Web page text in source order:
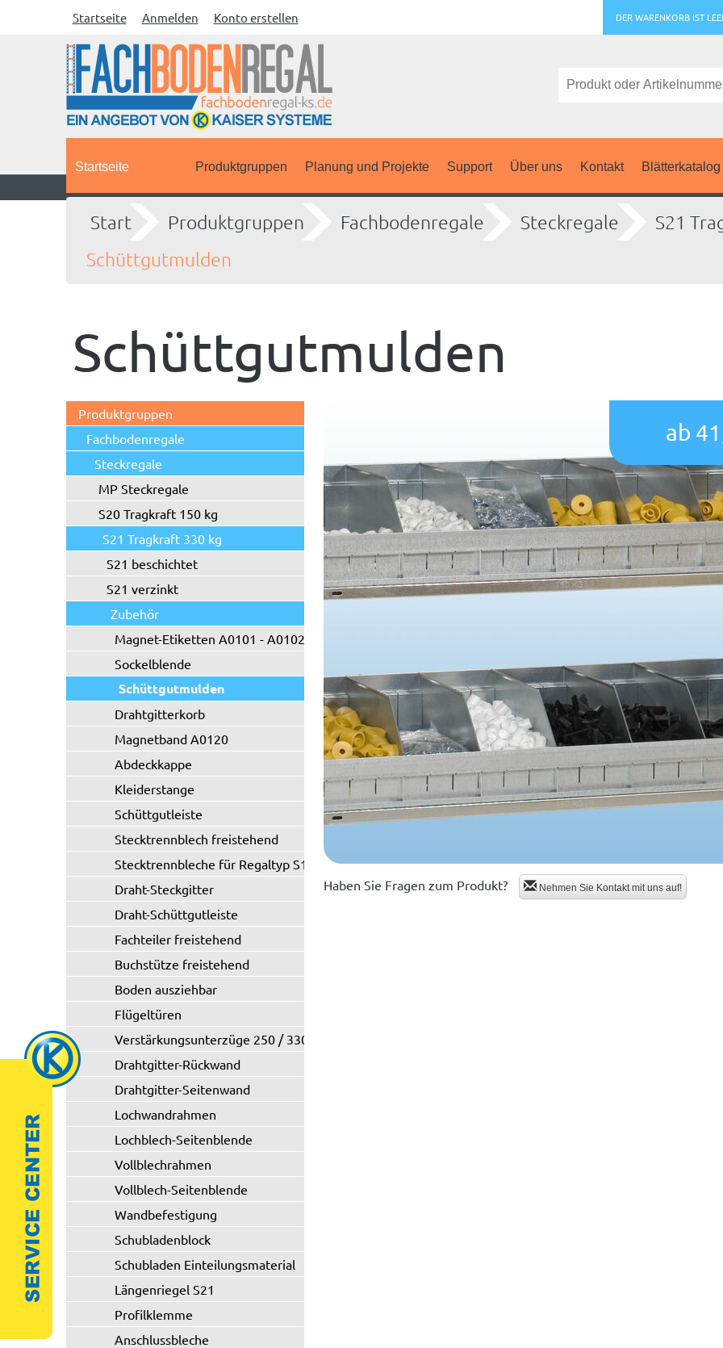
Startseite Anmelden Konto erstellen DER WARENKORB IST
Startseite Produktgruppen Planung und Projekte Support Über uns Kontakt Blätterkatalog
Start Produktgruppen Fachbodenregale Steckregale
S21
Schüttgutmulden
Schüttgutmulden
Produktgruppen
Fachbodenregale
Steckregale
MP Steckregale
S20 Tragkraft 150 kg
S21 Tragkraft 330 kg
S21 beschichtet
S21 verzinkt
Zubehör
Magnet-Etiketten A0101 - A0102
Sockelblende
Schüttgutmulden
Drahtgitterkorb
Magnetband A0120
Abdeckkappe
Kleiderstange
Schüttgutleiste
Stecktrennblech freistehend
Stecktrennbleche für Regaltyp S11/S21
Draht-Steckgitter
Draht-Schüttgutleiste
Fachteiler freistehend
Buchstütze freistehend
Boden ausziehbar
Flügeltüren
Verstärkungsunterzüge 250 / 330 kg
Drahtgitter-Rückwand
Drahtgitter-Seitenwand
Lochwandrahmen
Lochblech-Seitenblende
Vollblechrahmen
Vollblech-Seitenblende
Wandbefestigung
Schubladenblock
Schubladen Einteilungsmaterial
Längenriegel S21
Profilklemme
Anschlussbleche
ab
Haben Sie Fragen zum Produkt? Nehmen Sie Kontakt mit uns auf!